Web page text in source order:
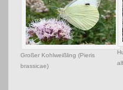
Großer Kohlweißling (Pieris
brassicae)